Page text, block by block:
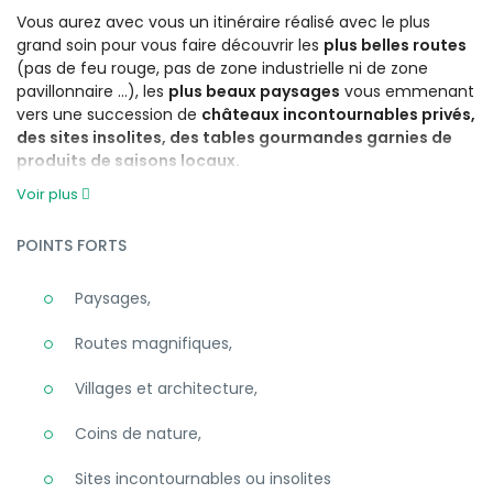
Vous aurez avec vous un itinéraire réalisé avec le plus
grand soin pour vous faire découvrir les plus belles routes
(pas de feu rouge, pas de zone industrielle ni de zone
pavillonnaire …), les plus beaux paysages vous emmenant
vers une succession de châteaux incontournables privés,
des sites insolites, des tables gourmandes garnies de
produits de saisons locaux.
Voir plus
POINTS FORTS
Paysages,
Routes magnifiques,
Villages et architecture,
Coins de nature,
Sites incontournables ou insolites